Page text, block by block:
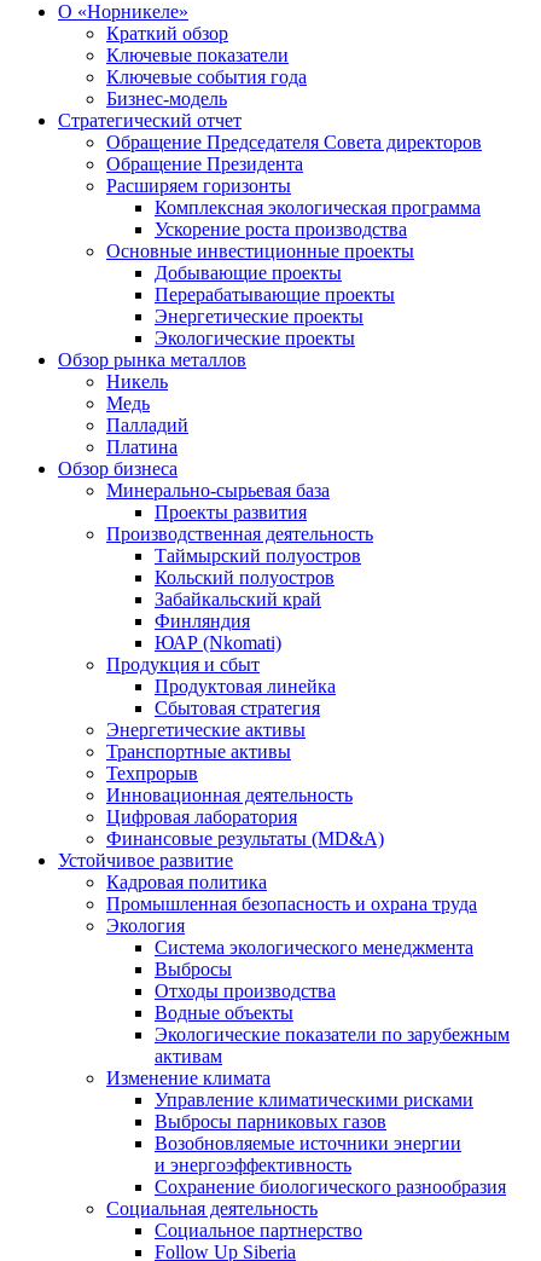
О «Норникеле»
Краткий обзор
Ключевые показатели
Ключевые события года
Бизнес-модель
Стратегический отчет
Обращение Председателя Совета директоров
Обращение Президента
Расширяем горизонты
Комплексная экологическая программа
Ускорение роста производства
Основные инвестиционные проекты
Добывающие проекты
Перерабатывающие проекты
Энергетические проекты
Экологические проекты
Обзор рынка металлов
Никель
Медь
Палладий
Платина
Обзор бизнеса
Минерально-сырьевая база
Проекты развития
Производственная деятельность
Таймырский полуостров
Кольский полуостров
Забайкальский край
Финляндия
ЮАР (Nkomati)
Продукция и сбыт
Продуктовая линейка
Сбытовая стратегия
Энергетические активы
Транспортные активы
Техпрорыв
Инновационная деятельность
Цифровая лаборатория
Финансовые результаты (MD&A)
Устойчивое развитие
Кадровая политика
Промышленная безопасность и охрана труда
Экология
Система экологического менеджмента
Выбросы
Отходы производства
Водные объекты
Экологические показатели по зарубежным
активам
Изменение климата
Управление климатическими рисками
Выбросы парниковых газов
Возобновляемые источники энергии
и энергоэффективность
Сохранение биологического разнообразия
Социальная деятельность
Социальное партнерство
Follow Up Siberia